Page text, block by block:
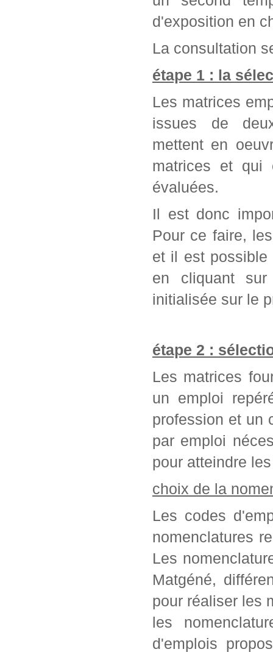
d'exposition en
La consultation
étape 1 : la
Les matrices
issues de
mettent en
matrices et qui
évaluées.
Il est donc
Pour ce faire,
et il est possible
en cliquant
initialisée sur le
étape 2 :
Les matrices
un emploi
profession et un
par emploi
pour atteindre
choix de la
Les codes
nomenclatures
Les
Matgéné,
pour réaliser les
les
d'emplois